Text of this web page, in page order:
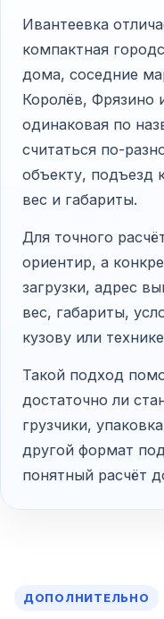
Ивантеевка
компактная
дома, соседние
Королёв, Фрязино
одинаковая по
считаться по-
объекту, подъезд
вес и габариты.
Для точного
ориентир, а
загрузки, адрес
вес, габариты,
кузову или
Такой подход
достаточно ли
грузчики,
другой формат
понятный расчёт
ДОПОЛНИТЕЛЬНО